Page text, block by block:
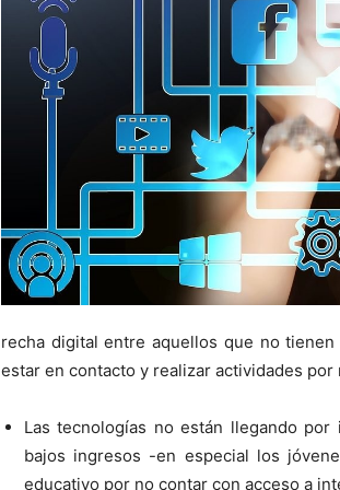
recha digital entre aquellos que no
estar en contacto y realizar actividades
Las tecnologías no están llegando
bajos ingresos -en especial los
educativo por no contar con acceso a